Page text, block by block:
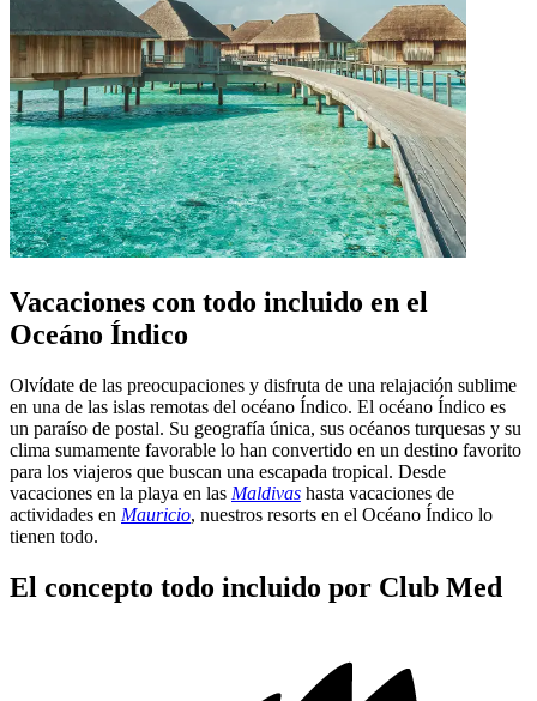
Vacaciones con todo incluido en el
Oceáno Índico
Olvídate de las preocupaciones y disfruta de una relajación sublime
en una de las islas remotas del océano Índico. El océano Índico es
un paraíso de postal. Su geografía única, sus océanos turquesas y su
clima sumamente favorable lo han convertido en un destino favorito
para los viajeros que buscan una escapada tropical. Desde
vacaciones en la playa en las Maldivas hasta vacaciones de
actividades en Mauricio, nuestros resorts en el Océano Índico lo
tienen todo.
El concepto todo incluido por Club Med